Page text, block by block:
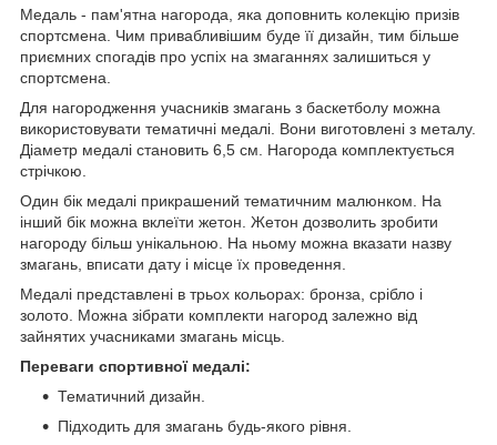
Медаль - пам'ятна нагорода, яка доповнить колекцію призів
спортсмена. Чим привабливішим буде її дизайн, тим більше
приємних спогадів про успіх на змаганнях залишиться у
спортсмена.
Для нагородження учасників змагань з баскетболу можна
використовувати тематичні медалі. Вони виготовлені з металу.
Діаметр медалі становить 6,5 см. Нагорода комплектується
стрічкою.
Один бік медалі прикрашений тематичним малюнком. На
інший бік можна вклеїти жетон. Жетон дозволить зробити
нагороду більш унікальною. На ньому можна вказати назву
змагань, вписати дату і місце їх проведення.
Медалі представлені в трьох кольорах: бронза, срібло і
золото. Можна зібрати комплекти нагород залежно від
зайнятих учасниками змагань місць.
Переваги спортивної медалі:
Тематичний дизайн.
Підходить для змагань будь-якого рівня.